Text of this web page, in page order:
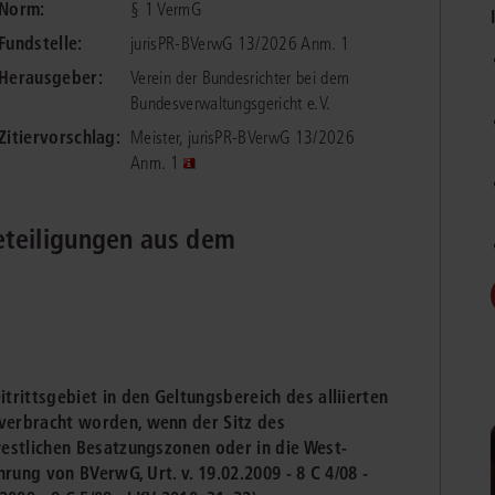
Finden Sie Lösungen und Inhalte, die zu Ihrem Fachgebiet passen.
Arbeitsrecht
Außenwirtschaftsrecht
Bankrecht
Handels- und Gesellschaftsrecht
Insolvenzrecht
IT-und Medienrecht
Öffentliches
JURIS BUSINESS
Praxisnah und intuitiv: Schutz vor rechtlichen
und Steuerberater.
mehr erfahren
4466(Mo-Do 9-18 Uhr, Fr 9-17 Uhr).
für eine erste Produktempfehlung.
Unternehmen
Studium und Hochschule
WEITERE SERVICES
Downloads
5866-4422 (Mo-Fr 8-18 Uhr).
Norm: § 1 VermG
Fundstelle: jurisPR-BVerwG 13/2026 Anm. 1
Herausgeber:
Verein der Bundesrichter bei dem
Bundesverwaltungsgericht e.V.
Zitiervorschlag: Meister, jurisPR-BVerwG 13/2026
Anm. 1
aus dem
in den Geltungsbereich des alliierten
worden, wenn der Sitz des
Besatzungszonen oder in die West-
von BVerwG, Urt. v. 19.02.2009 - 8 C 4/08 -